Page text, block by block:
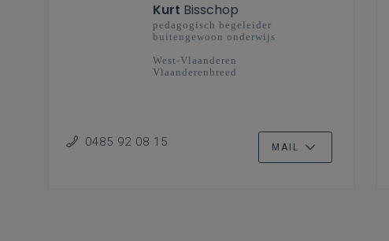
Kurt Bisschop
pedagogisch begeleider
buitengewoon onderwijs
West-Vlaanderen
Vlaanderenbreed
0485 92 08 15 MAIL